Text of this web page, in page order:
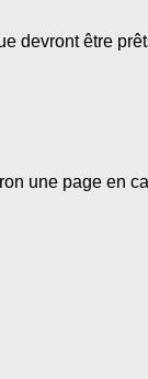
devront être
une page en